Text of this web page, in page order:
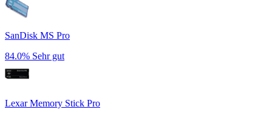
SanDisk MS Pro
84.0% Sehr gut
Lexar Memory Stick Pro